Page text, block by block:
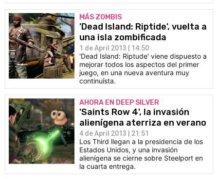
MÁS ZOMBIS
'Dead Island: Riptide', vuelta a
una isla zombificada
1 de April 2013 | 14:50
'Dead Island: Riptude' viene dispuesto a
mejorar todos los aspectos del primer
juego, en una nueva aventura muy
continuísta.
AHORA EN DEEP SILVER
'Saints Row 4', la invasión
alienígena aterriza en verano
4 de April 2013 | 21:51
Los Third llegan a la presidencia de los
Estados Unidos, y una invasión
alienígena se cierne sobre Steelport en
la cuarta entrega.